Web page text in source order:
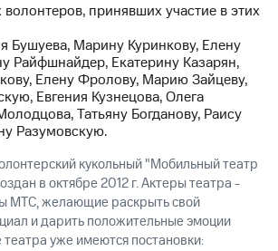
принявших участие в этих
Бушуева, Марину Куринкову, Елену
Райфшнайдер, Екатерину Казарян,
Елену Фролову, Марию Зайцеву,
Евгения Кузнецова, Олега
Татьяну Богданову, Раису
Разумовскую.
кукольный "Мобильный театр
в октябре 2012 г. Актеры театра -
МТС, желающие раскрыть свой
и дарить положительные эмоции
уже имеются постановки: